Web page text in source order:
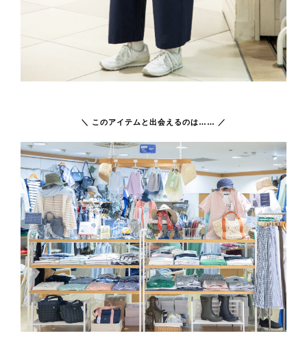
＼ このアイテムと出会えるのは…… ／